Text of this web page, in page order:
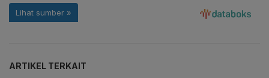
ARTIKEL TERKAIT